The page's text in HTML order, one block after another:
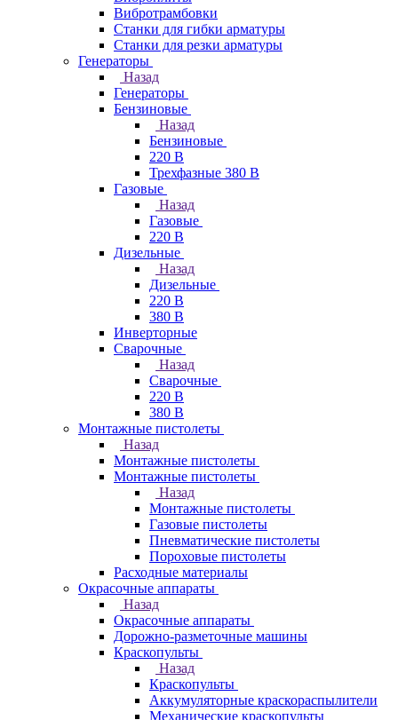
Вибротрамбовки
Станки для гибки арматуры
Станки для резки арматуры
Генераторы
Назад
Генераторы
Бензиновые
Назад
Бензиновые
220 В
Трехфазные 380 В
Газовые
Назад
Газовые
220 В
Дизельные
Назад
Дизельные
220 В
380 В
Инверторные
Сварочные
Назад
Сварочные
220 В
380 В
Монтажные пистолеты
Назад
Монтажные пистолеты
Монтажные пистолеты
Назад
Монтажные пистолеты
Газовые пистолеты
Пневматические пистолеты
Пороховые пистолеты
Расходные материалы
Окрасочные аппараты
Назад
Окрасочные аппараты
Дорожно-разметочные машины
Краскопульты
Назад
Краскопульты
Аккумуляторные краскораспылители
Механические краскопульты